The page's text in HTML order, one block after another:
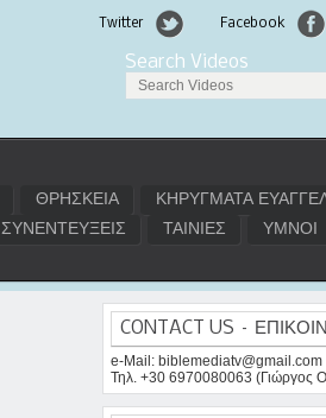
Twitter Facebook
Search Videos
ΘΡΗΣΚΕΙΑ
ΚΗΡΥΓΜΑΤΑ
ΣΥΝΕΝΤΕΥΞΕΙΣ ΤΑΙΝΙΕΣ ΥΜΝΟΙ
CONTACT US –
e-Mail: biblemediatv@gmail.com
Τηλ. +30 6970080063 (Γιώργος